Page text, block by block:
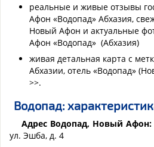
реальные и живые отзывы
Афон «Водопад» Абхазия,
Новый Афон и актуальные
Афон «Водопад» (Абхазия)
живая детальная карта с
Абхазии, отель «Водопад»
>>.
Водопад:
Адрес Водопад, Новый Афон:
ул. Эшба, д. 4